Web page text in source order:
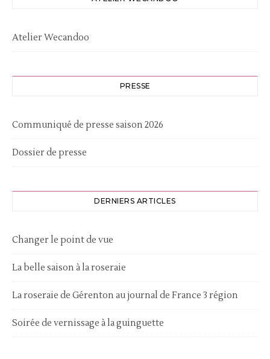
Atelier Wecandoo
PRESSE
Communiqué de presse saison 2026
Dossier de presse
DERNIERS ARTICLES
Changer le point de vue
La belle saison à la roseraie
La roseraie de Gérenton au journal de France 3 région
Soirée de vernissage à la guinguette